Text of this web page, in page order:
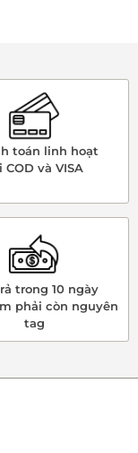
toán linh hoạt
COD và VISA
trong 10 ngày
phải còn nguyên
tag